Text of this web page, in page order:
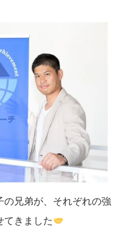
兄弟が、それぞれの強
てきました